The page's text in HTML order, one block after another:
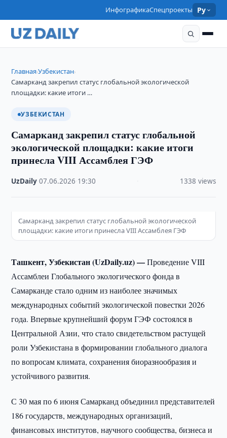
ИнфографикаСпецпроекты Ру
Главная›Узбекистан›
Самарканд закрепил статус глобальной экологической
площадки: какие итоги …
УЗБЕКИСТАН
Самарканд закрепил статус глобальной
экологической площадки: какие итоги
принесла VIII Ассамблея ГЭФ
UzDaily ·07.06.2026 19:30 1338 views
Самарканд закрепил статус глобальной экологической
площадки: какие итоги принесла VIII Ассамблея ГЭФ
Ташкент, Узбекистан (UzDaily.uz) —Проведение VIII
Ассамблеи Глобального экологического фонда в
Самарканде стало одним из наиболее значимых
международных событий экологической повестки 2026
года. Впервые крупнейший форум ГЭФ состоялся в
Центральной Азии, что стало свидетельством растущей
роли Узбекистана в формировании глобального диалога
по вопросам климата, сохранения биоразнообразия и
устойчивого развития.
С 30 мая по 6 июня Самарканд объединил представителей
186 государств, международных организаций,
финансовых институтов, научного сообщества, бизнеса и